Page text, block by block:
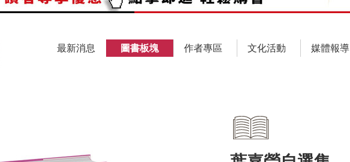
最新消息 圖書板塊 作者專區 文化活動 媒體報導